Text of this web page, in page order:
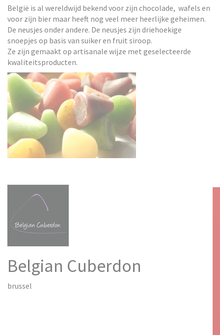
België is al wereldwijd bekend voor zijn chocolade, wafels en
voor zijn bier maar heeft nog veel meer heerlijke geheimen.
De neusjes onder andere. De neusjes zijn driehoekige
snoepjes op basis van suiker en fruit siroop.
Ze zijn gemaakt op artisanale wijze met geselecteerde
kwaliteitsproducten.
Belgian Cuberdon
brussel